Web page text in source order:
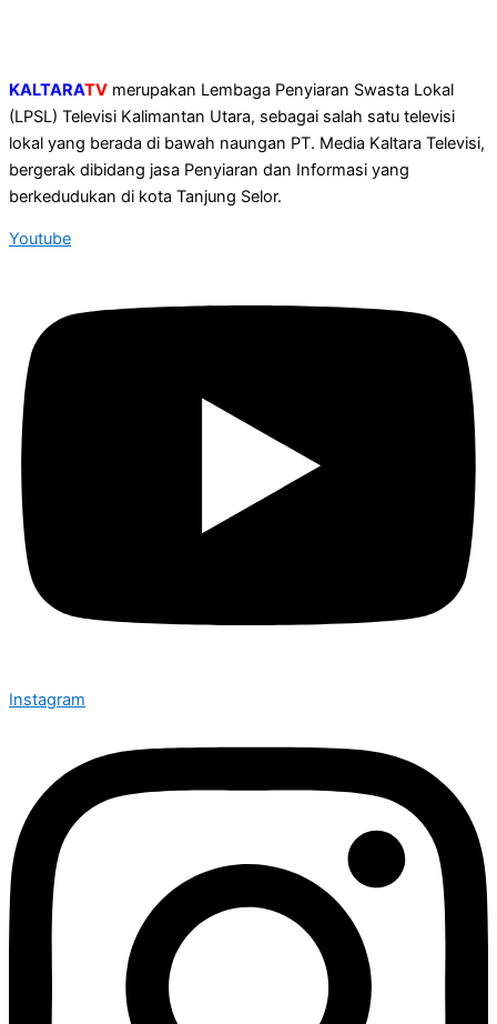
KALTARATV merupakan Lembaga Penyiaran Swasta Lokal
(LPSL) Televisi Kalimantan Utara, sebagai salah satu televisi
lokal yang berada di bawah naungan PT. Media Kaltara Televisi,
bergerak dibidang jasa Penyiaran dan Informasi yang
berkedudukan di kota Tanjung Selor.
Youtube
Instagram